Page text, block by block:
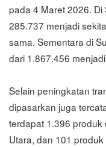
pada 4 Maret 2026.
285.737 menjadi
sama. Sementara di
dari 1.867.456
Selain peningkatan
dipasarkan juga
terdapat 1.396 produk
Utara, dan 101